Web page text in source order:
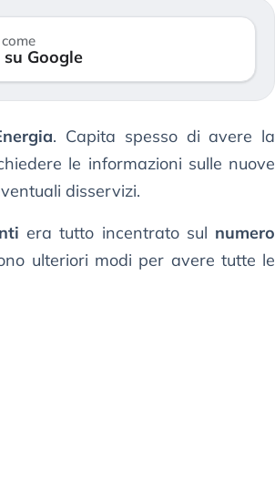
Google
. Capita spesso di avere la
le informazioni sulle nuove
disservizi.
era tutto incentrato sul numero
ulteriori modi per avere tutte le
Kospi, mentre gli investitori retail (…)
30 luglio 2026